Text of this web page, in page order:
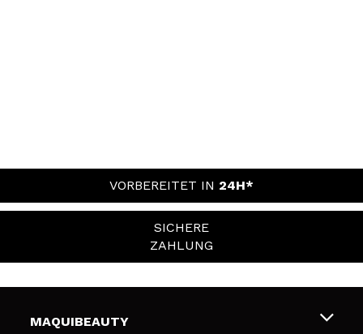
VORBEREITET IN 24H*
SICHERE
ZAHLUNG
MAQUIBEAUTY